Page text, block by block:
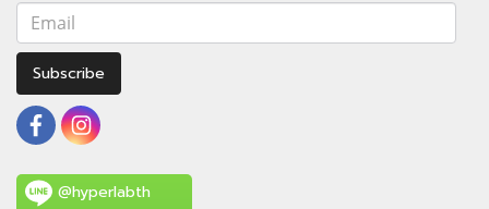
Subscribe
@hyperlabth